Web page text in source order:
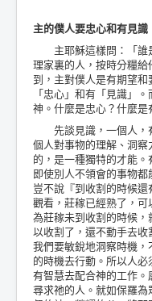
主的僕人要忠心和有見識
主耶穌這樣問：「誰
理家裏的人，按時分糧
到，主對僕人是有期望
「忠心」和有「見識」
神。什麼是忠心？什麼是
先談見識，一個人，
個人對事物的理解、洞
的，是一種獨特的才能。
即使別人不領會的事物
豈不說『到收割的時候
觀看，莊稼已經熟了，
為莊稼未到收割的時候
以收割了，還不動手去
我們要敏銳地洞察時機
的時機去行動。所以人
有智慧去配合神的工作
尋求祂的人。就如保羅